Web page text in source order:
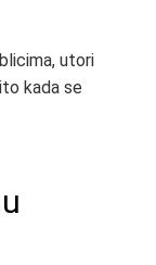
utori
kada se